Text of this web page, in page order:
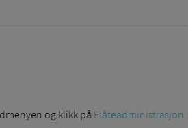
og klikk på Flåteadministrasjon